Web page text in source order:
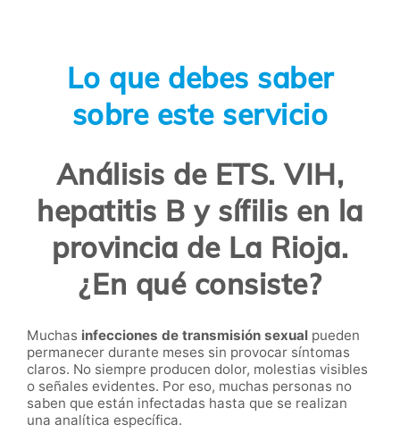
Lo que debes saber
sobre este servicio
Análisis de ETS. VIH,
hepatitis B y sífilis en la
provincia de La Rioja.
¿En qué consiste?
Muchas infecciones de transmisión sexual pueden
permanecer durante meses sin provocar síntomas
claros. No siempre producen dolor, molestias visibles
o señales evidentes. Por eso, muchas personas no
saben que están infectadas hasta que se realizan
una analítica específica.